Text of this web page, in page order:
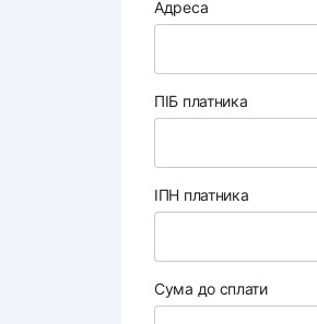
Адреса
ПІБ платника
ІПН платника
Сума до сплати